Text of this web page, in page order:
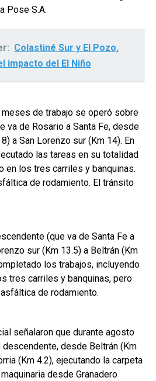
Pose S.A.
Colastiné Sur y El Pozo,
impacto del El Niño
de trabajo se operó sobre
va de Rosario a Santa Fe, desde
a San Lorenzo sur (Km 14). En
las tareas en su totalidad
en los tres carriles y banquinas.
de rodamiento. El tránsito
(que va de Santa Fe a
sur (Km 13.5) a Beltrán (Km
los trabajos, incluyendo
tres carriles y banquinas, pero
de rodamiento.
señalaron que durante agosto
desde Beltrán (Km
(Km 4.2), ejecutando la carpeta
desde Granadero